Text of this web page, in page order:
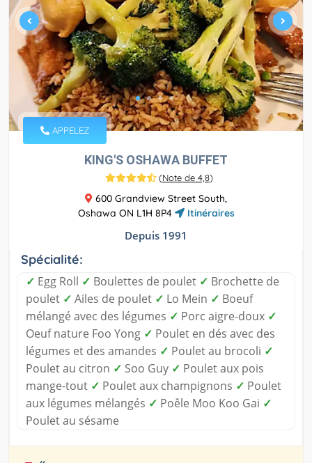
APPELEZ
KING'S OSHAWA BUFFET
(Note de 4,8)
600 Grandview Street South,
Oshawa ON L1H 8P4
Itinéraires
Depuis 1991
Spécialité:
✓ Egg Roll ✓ Boulettes de poulet ✓ Brochette de
poulet ✓ Ailes de poulet ✓ Lo Mein ✓ Boeuf
mélangé avec des légumes ✓ Porc aigre-doux ✓
Oeuf nature Foo Yong ✓ Poulet en dés avec des
légumes et des amandes ✓ Poulet au brocoli ✓
Poulet au citron ✓ Soo Guy ✓ Poulet aux pois
mange-tout ✓ Poulet aux champignons ✓ Poulet
aux légumes mélangés ✓ Poêle Moo Koo Gai ✓
Poulet au sésame